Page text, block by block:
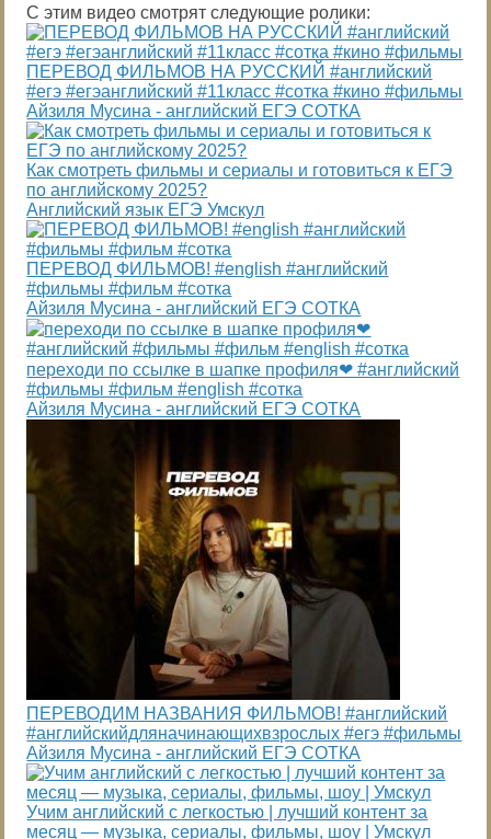
С этим видео смотрят следующие ролики:
ПЕРЕВОД ФИЛЬМОВ НА РУССКИЙ #английский
#егэ #егэанглийский #11класс #сотка #кино #фильмы
Айзиля Мусина - английский ЕГЭ СОТКА
Как смотреть фильмы и сериалы и готовиться к ЕГЭ
по английскому 2025?
Английский язык ЕГЭ Умскул
ПЕРЕВОД ФИЛЬМОВ! #english #английский
#фильмы #фильм #сотка
Айзиля Мусина - английский ЕГЭ СОТКА
переходи по ссылке в шапке профиля❤️ #английский
#фильмы #фильм #english #сотка
Айзиля Мусина - английский ЕГЭ СОТКА
ПЕРЕВОДИМ НАЗВАНИЯ ФИЛЬМОВ! #английский
#английскийдляначинающихвзрослых #егэ #фильмы
Айзиля Мусина - английский ЕГЭ СОТКА
Учим английский с легкостью | лучший контент за
месяц — музыка, сериалы, фильмы, шоу | Умскул